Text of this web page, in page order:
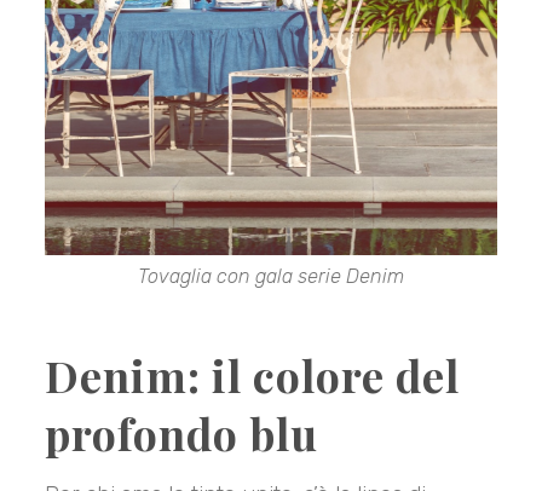
Tovaglia con gala serie Denim
Denim: il colore del
profondo blu